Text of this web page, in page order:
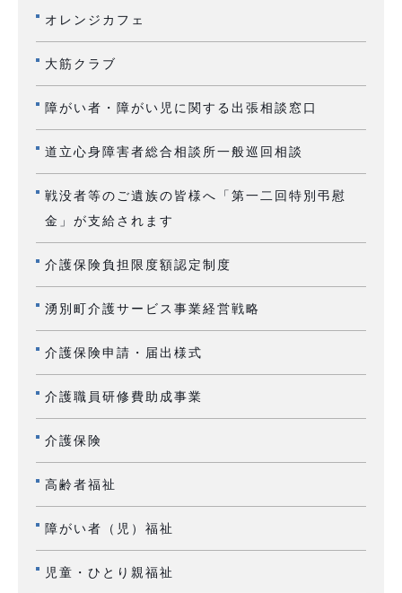
オレンジカフェ
大筋クラブ
障がい者・障がい児に関する出張相談窓口
道立心身障害者総合相談所一般巡回相談
戦没者等のご遺族の皆様へ「第一二回特別弔慰
金」が支給されます
介護保険負担限度額認定制度
湧別町介護サービス事業経営戦略
介護保険申請・届出様式
介護職員研修費助成事業
介護保険
高齢者福祉
障がい者（児）福祉
児童・ひとり親福祉